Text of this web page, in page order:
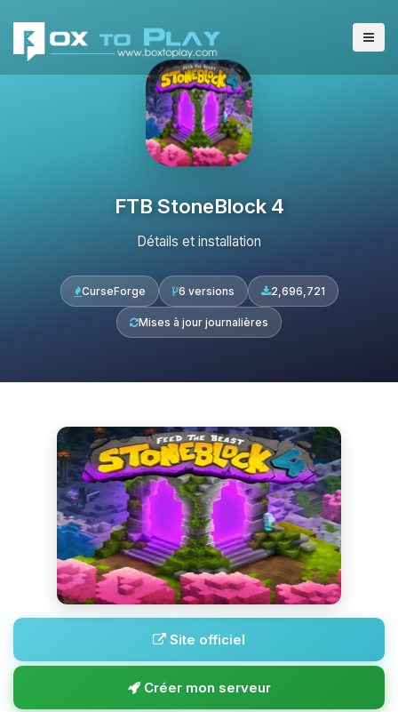
FTB StoneBlock 4
Détails et installation
CurseForge 6 versions 2,696,721
Mises à jour journalières
Site officiel
Créer mon serveur